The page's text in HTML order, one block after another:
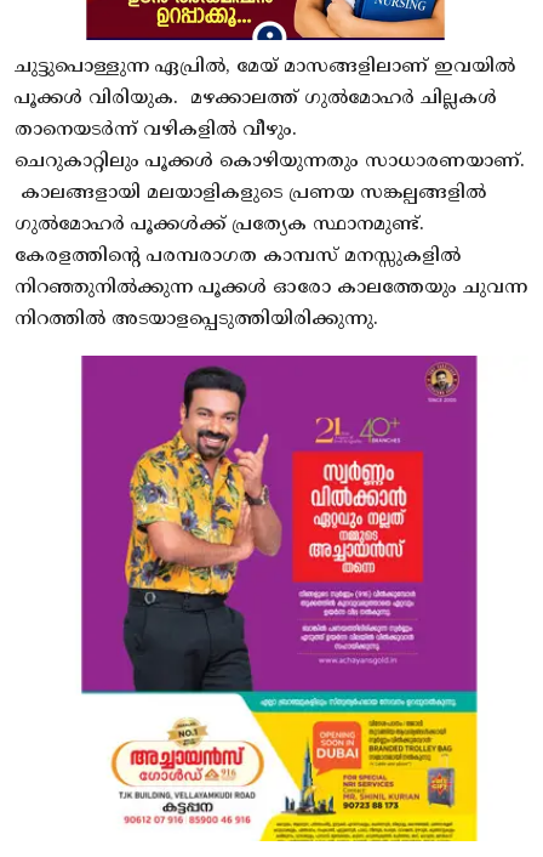
ചുട്ടുപൊള്ളുന്ന ഏപ്രിൽ, മേയ് മാസങ്ങളിലാണ് ഇവയിൽ
പൂക്കൾ വിരിയുക. മഴക്കാലത്ത് ഗുൽമോഹർ ചില്ലകൾ
താനെയടർന്ന് വഴികളിൽ വീഴും.
ചെറുകാറ്റിലും പൂക്കൾ കൊഴിയുന്നതും സാധാരണയാണ്.
കാലങ്ങളായി മലയാളികളുടെ പ്രണയ സങ്കല്പങ്ങളിൽ
ഗുൽമോഹർ പൂക്കൾക്ക് പ്രത്യേക സ്ഥാനമുണ്ട്.
കേരളത്തിന്റെ പരമ്പരാഗത കാമ്പസ് മനസ്സുകളിൽ
നിറഞ്ഞുനിൽക്കുന്ന പൂക്കൾ ഓരോ കാലത്തേയും ചുവന്ന
നിറത്തിൽ അടയാളപ്പെടുത്തിയിരിക്കുന്നു.